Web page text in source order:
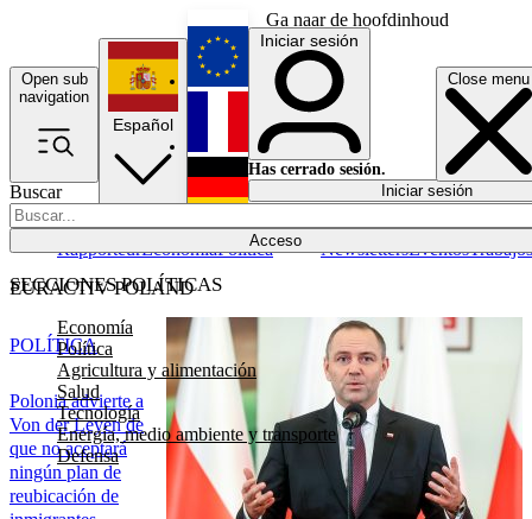
Ga naar de hoofdinhoud
Open sub
navigation
Close menu
Buscar
Acceso
SECCIONES POLÍTICAS
Economía
Política
Agricultura y alimentación
Salud
Tecnología
Energía, medio ambiente y transporte
Defensa
RapporteurEconomíaPolítica NewslettersEventosTrabajos
Español
English
Français
Iniciar sesión
Has cerrado sesión.
Iniciar sesión
EURACTIV POLAND
Polonia advierte a
Von der Leyen de
que no aceptará
ningún plan de
reubicación de
POLÍTICA